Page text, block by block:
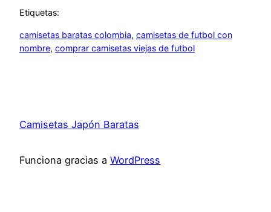
Etiquetas:
camisetas baratas colombia, camisetas de futbol con
nombre, comprar camisetas viejas de futbol
Camisetas Japón Baratas
Funciona gracias a WordPress